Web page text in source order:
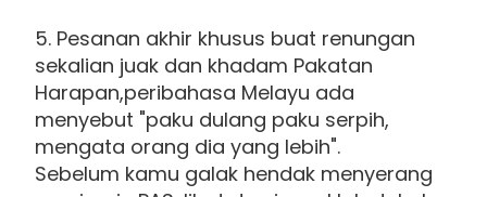
5. Pesanan akhir khusus buat renungan
sekalian juak dan khadam Pakatan
Harapan,peribahasa Melayu ada
menyebut "paku dulang paku serpih,
mengata orang dia yang lebih".
Sebelum kamu galak hendak menyerang